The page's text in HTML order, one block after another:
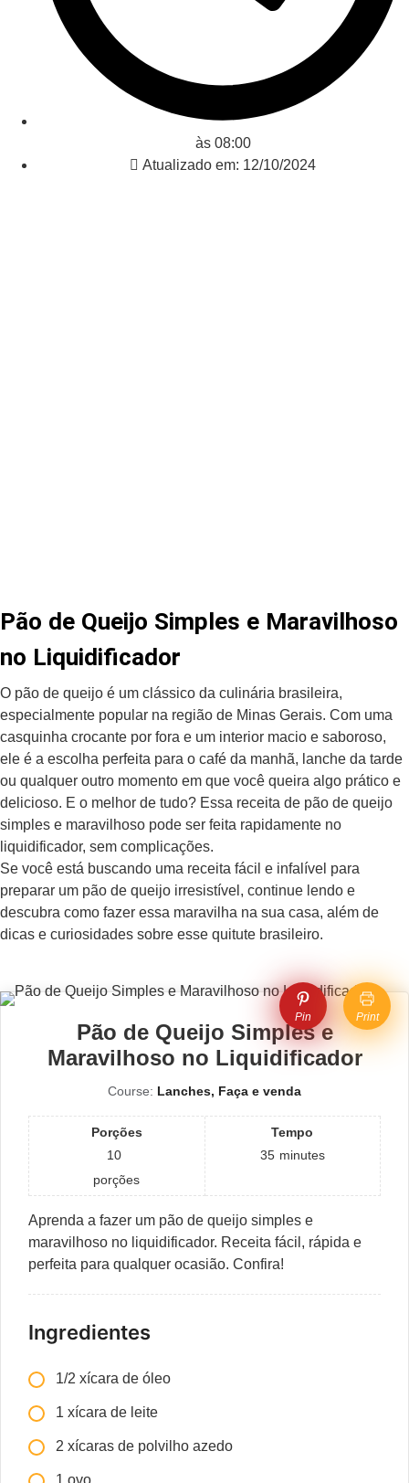
às 08:00
Atualizado em: 12/10/2024
Pão de Queijo Simples e Maravilhoso
no Liquidificador
O pão de queijo é um clássico da culinária brasileira,
especialmente popular na região de Minas Gerais. Com uma
casquinha crocante por fora e um interior macio e saboroso,
ele é a escolha perfeita para o café da manhã, lanche da tarde
ou qualquer outro momento em que você queira algo prático e
delicioso. E o melhor de tudo? Essa receita de pão de queijo
simples e maravilhoso pode ser feita rapidamente no
liquidificador, sem complicações.
Se você está buscando uma receita fácil e infalível para
preparar um pão de queijo irresistível, continue lendo e
descubra como fazer essa maravilha na sua casa, além de
dicas e curiosidades sobre esse quitute brasileiro.
Pin Print
Pão de Queijo Simples e
Maravilhoso no Liquidificador
Course: Lanches, Faça e venda
Porções
10
porções
Tempo
35 minutes
Aprenda a fazer um pão de queijo simples e
maravilhoso no liquidificador. Receita fácil, rápida e
perfeita para qualquer ocasião. Confira!
Ingredientes
1/2 xícara de óleo
1 xícara de leite
2 xícaras de polvilho azedo